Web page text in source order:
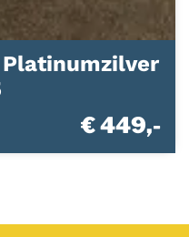
Platinumzilver
€ 449,-